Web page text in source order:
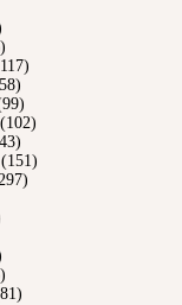
(102)
(151)